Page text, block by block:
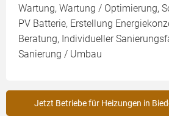
Wartung, Wartung / Optimierung,
PV Batterie, Erstellung
Beratung, Individueller
Sanierung / Umbau
Jetzt Betriebe für Heizungen in